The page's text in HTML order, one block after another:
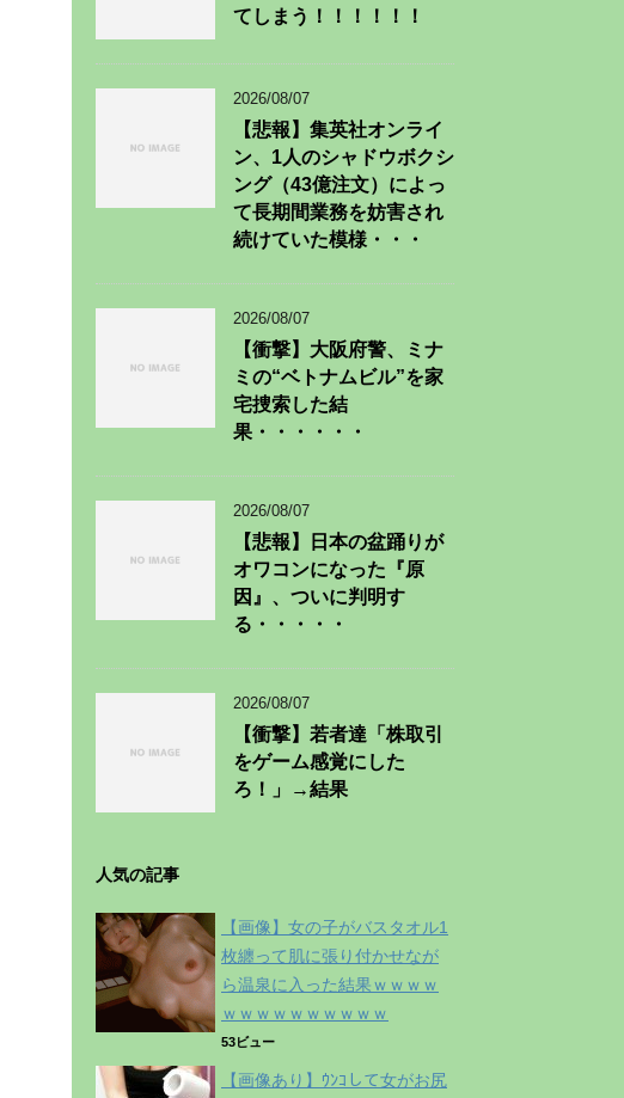
てしまう！！！！！！
2026/08/07
【悲報】集英社オンライ
ン、1人のシャドウボクシ
ング（43億注文）によっ
て長期間業務を妨害され
続けていた模様・・・
2026/08/07
【衝撃】大阪府警、ミナ
ミの“ベトナムビル”を家
宅捜索した結
果・・・・・・
2026/08/07
【悲報】日本の盆踊りが
オワコンになった『原
因』、ついに判明す
る・・・・・
2026/08/07
【衝撃】若者達「株取引
をゲーム感覚にした
ろ！」→結果
人気の記事
【画像】女の子がバスタオル1
枚纏って肌に張り付かせなが
ら温泉に入った結果ｗｗｗｗ
ｗｗｗｗｗｗｗｗｗｗ
53ビュー
【画像あり】ｳﾝｺして女がお尻